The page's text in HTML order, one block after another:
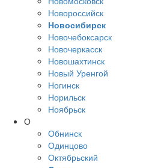
Новороссийск
Новосибирск
Новочебоксарск
Новочеркасск
Новошахтинск
Новый Уренгой
Ногинск
Норильск
Ноябрьск
О
Обнинск
Одинцово
Октябрьский